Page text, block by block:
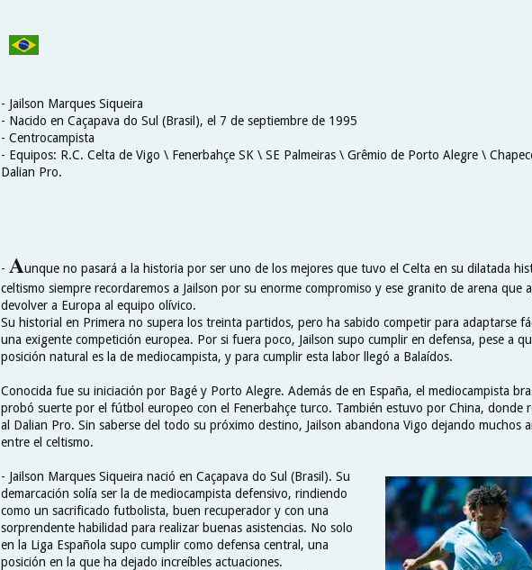
- Jailson Marques Siqueira
- Nacido en Caçapava do Sul (Brasil), el 7 de septiembre de 1995
- Centrocampista
- Equipos: R.C. Celta de Vigo \ Fenerbahçe SK \ SE Palmeiras \ Grêmio de Porto Alegre \
Dalian Pro.
- Aunque no pasará a la historia por ser uno de los mejores que tuvo el Celta en su dilatada
celtismo siempre recordaremos a Jailson por su enorme compromiso y ese granito de arena que
devolver a Europa al equipo olívico.
Su historial en Primera no supera los treinta partidos, pero ha sabido competir para adaptarse
una exigente competición europea. Por si fuera poco, Jailson supo cumplir en defensa, pese a
posición natural es la de mediocampista, y para cumplir esta labor llegó a Balaídos.
Conocida fue su iniciación por Bagé y Porto Alegre. Además de en España, el mediocampista
probó suerte por el fútbol europeo con el Fenerbahçe turco. También estuvo por China, donde
al Dalian Pro. Sin saberse del todo su próximo destino, Jailson abandona Vigo dejando muchos
entre el celtismo.
- Jailson Marques Siqueira nació en Caçapava do Sul (Brasil). Su
demarcación solía ser la de mediocampista defensivo, rindiendo
como un sacrificado futbolista, buen recuperador y con una
sorprendente habilidad para realizar buenas asistencias. No solo
en la Liga Española supo cumplir como defensa central, una
posición en la que ha dejado increíbles actuaciones.